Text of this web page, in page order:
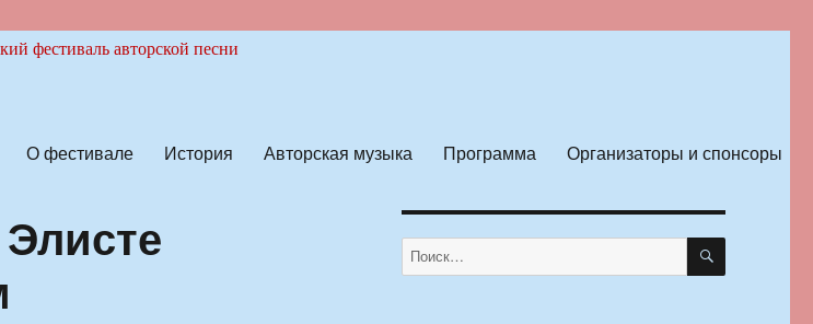
О фестивале История Авторская музыка Программа Организаторы и спонсоры
Искать: ПОИСК